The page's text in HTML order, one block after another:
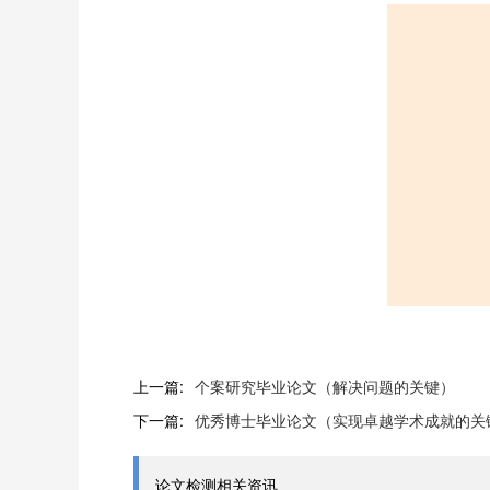
上一篇: 个案研究毕业论文（解决问题的关键）
下一篇: 优秀博士毕业论文（实现卓越学术成就的
论文检测相关资讯